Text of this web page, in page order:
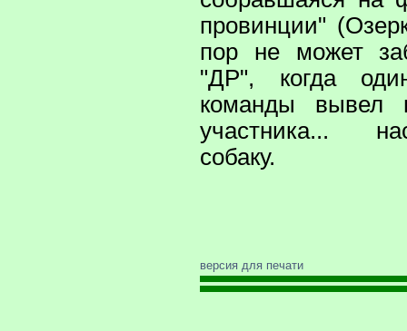
провинции"
пор не может
"ДР", когда
команды вывел
участника...
собаку.
версия для печати